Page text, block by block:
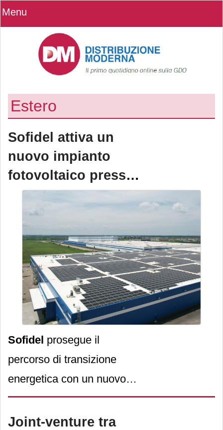
Menu
Estero
Sofidel attiva un
nuovo impianto
fotovoltaico presso
lo stabilimento di
Circleville (Usa)
Sofidel prosegue il
percorso di transizione
energetica con un nuovo
impianto fotovoltaico
presso lostabilimento di
Joint-venture tra